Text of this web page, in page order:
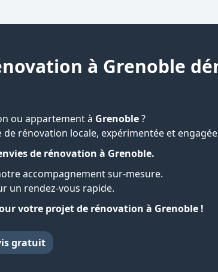
à Grenoble
ou appartement à Grenoble?
de rénovation locale, expérimentée et
de rénovation à Grenoble.
accompagnement sur-mesure.
un rendez-vous rapide.
votre projet de rénovation à Grenoble !
gratuit